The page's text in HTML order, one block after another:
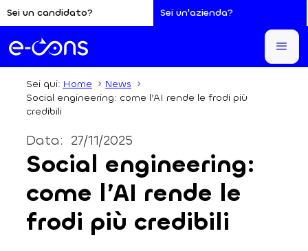
Sei un candidato? Sei un'azienda?
Sei qui: Home
News
Social engineering: come l’AI rende le frodi più
credibili
27/11/2025
Data:
Social engineering:
come l’AI rende le
frodi più credibili